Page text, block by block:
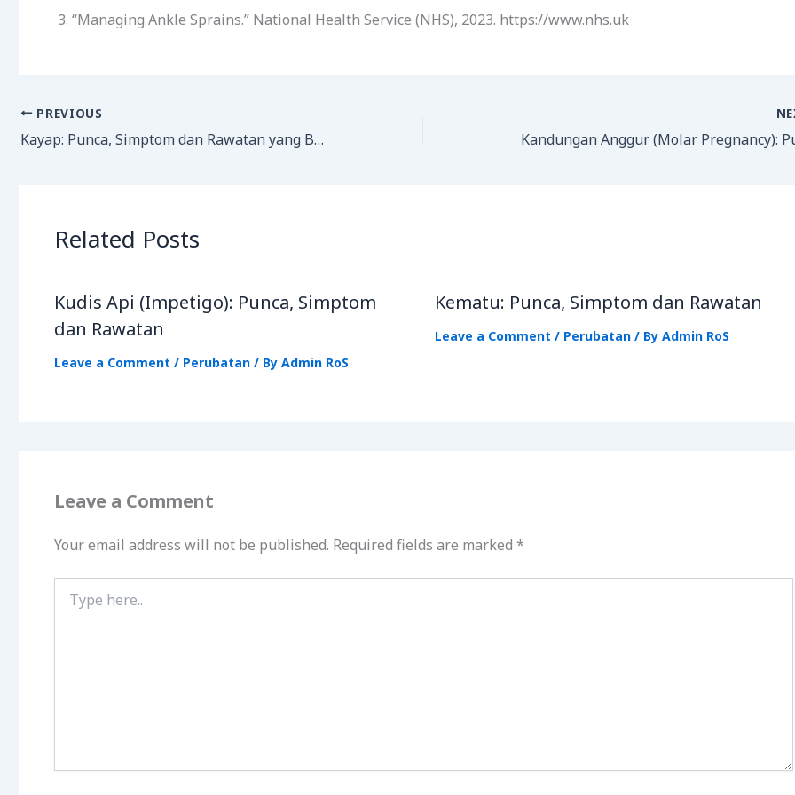
“Managing Ankle Sprains.” National Health Service (NHS), 2023. https://www.nhs.uk
PREVIOUS
Kayap: Punca, Simptom dan Rawatan yang Berkesan
Related Posts
Kudis Api (Impetigo): Punca, Simptom
dan Rawatan
Leave a Comment / Perubatan / By Admin RoS
Kematu: Punca, Simptom dan Rawatan
Leave a Comment / Perubatan/ By Admin RoS
Leave a Comment
Your email address will not be published. Required fields are marked *
here..